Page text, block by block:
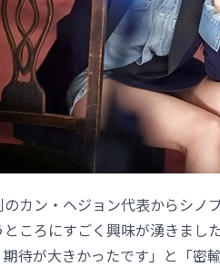
のカン・ヘジョン代表からシ
ころにすごく興味が湧きまし
待が大きかったです」と「密